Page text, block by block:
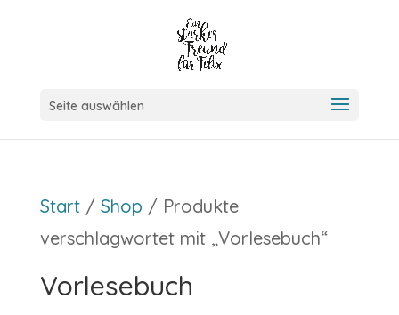
Seite auswählen
Start/ Shop / Produkte
verschlagwortet mit „Vorlesebuch“
Vorlesebuch